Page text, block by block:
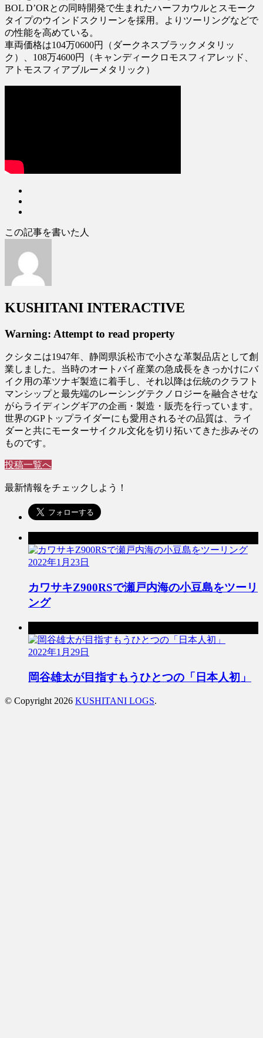
BOL D’ORとの同時開発で生まれたハーフカウルとスモーク
タイプのウインドスクリーンを採用。よりツーリングなどで
の性能を高めている。
車両価格は104万0600円（ダークネスブラックメタリッ
ク）、108万4600円（キャンディークロモスフィアレッド、
アトモスフィアブルーメタリック）
この記事を書いた人
KUSHITANI INTERACTIVE
Warning: Attempt to read property
クシタニは1947年、静岡県浜松市で小さな革製品店として創
業しました。当時のオートバイ産業の急成長をきっかけにバ
イク用の革ツナギ製造に着手し、それ以降は伝統のクラフト
マンシップと最先端のレーシングテクノロジーを融合させな
がらライディングギアの企画・製造・販売を行っています。
世界のGPトップライダーにも愛用されるその品質は、ライ
ダーと共にモーターサイクル文化を切り拓いてきた歩みその
ものです。
投稿一覧へ
最新情報をチェックしよう！
2022年1月23日
カワサキZ900RSで瀬戸内海の小豆島をツーリ
ング
2022年1月29日
岡谷雄太が目指すもうひとつの「日本人初」
© Copyright 2026 KUSHITANI LOGS.